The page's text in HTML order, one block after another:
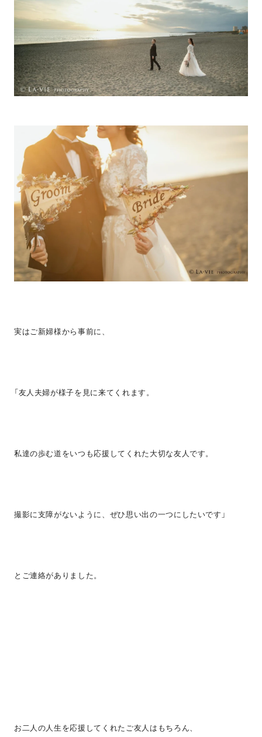
実はご新婦様から事前に、
「友人夫婦が様子を見に来てくれます。
私達の歩む道をいつも応援してくれた大切な友人です。
撮影に支障がないように、ぜひ思い出の一つにしたいです」
とご連絡がありました。
お二人の人生を応援してくれたご友人はもちろん、